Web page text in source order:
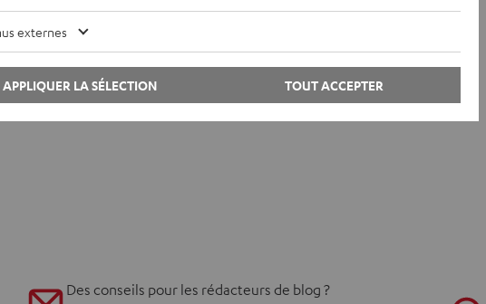
Des conseils pour les rédacteurs de blog ?
externes
TOUT ACCEPTER
APPLIQUER LA SÉLECTION